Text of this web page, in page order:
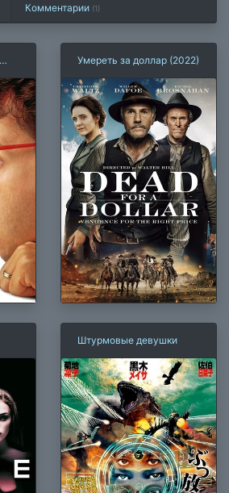
Комментарии (1)
Умереть за доллар (2022)
Штурмовые девушки